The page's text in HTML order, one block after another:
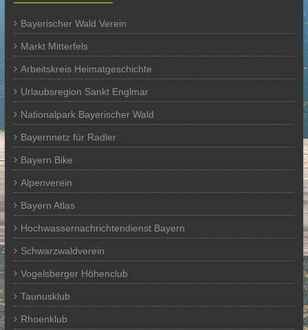
Bayerischer Wald Verein
Markt Mitterfels
Arbeitskreis Heimatgeschichte
Urlaubsregion Sankt Englmar
Nationalpark Bayerischer Wald
Bayernnetz für Radler
Bayern Bike
Alpenverein
Bayern Atlas
Hochwassernachrichtendienst Bayern
Schwarzwaldverein
Vogelsberger Höhenclub
Taunusklub
Rhoenklub